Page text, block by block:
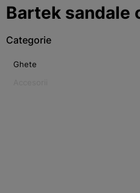
Bartek sandale
Categorie
Ghete